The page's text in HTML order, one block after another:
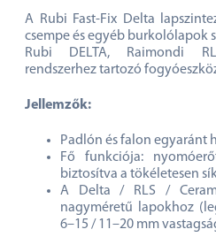
A Rubi Fast-Fix Delta
csempe és egyéb burkolólapok
Rubi DELTA, Raimondi
rendszerhez tartozó
Jellemzők:
Padlón és falon egyaránt
Fő funkciója:
biztosítva a tökéletesen
A Delta / RLS /
nagyméretű lapokhoz
6–15 / 11–20 mm